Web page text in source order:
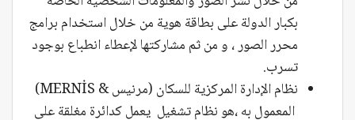
بكبار الدولة على بطاقة هوية من خلال استخدام برامج
محرر الصور ، و من ثم مشاركتها لإعطاء انطباع بوجود
تسرب.
نظام الإدارة المركزية للسكان (مرنيس & MERNİS)
المعمول به ،هو نظام تشغيل يعمل كدائرة مغلقة على